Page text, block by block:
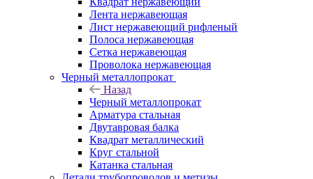
Лента нержавеющая
Лист нержавеющий рифленый
Полоса нержавеющая
Сетка нержавеющая
Проволока нержавеющая
Черный металлопрокат
Назад
Черный металлопрокат
Арматура стальная
Двутавровая балка
Квадрат металлический
Круг стальной
Катанка стальная